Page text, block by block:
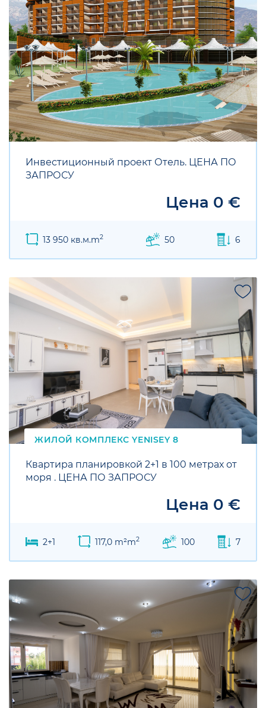
Инвестиционный проект Отель. ЦЕНА ПО
ЗАПРОСУ
Цена 0 €
13 950 кв.м.m2 50 6
ЖИЛОЙ КОМПЛЕКС YENISEY 8
SALE
Квартира планировкой 2+1 в 100 метрах от
моря . ЦЕНА ПО ЗАПРОСУ
Цена 0 €
2+1 117,0 m²m2 100 7